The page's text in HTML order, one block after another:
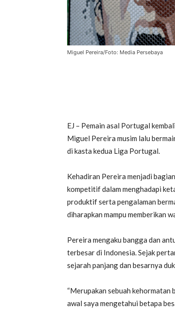
Miguel Pereira/Foto: Media Persebaya
EJ – Pemain asal Portugal
Miguel Pereira musim lalu
di kasta kedua Liga Portugal.
Kehadiran Pereira menjadi
kompetitif dalam menghadapi
produktif serta pengalaman
diharapkan mampu memberikan
Pereira mengaku bangga dan
terbesar di Indonesia. Sejak
sejarah panjang dan besarnya
“Merupakan sebuah kehormatan
awal saya mengetahui betapa